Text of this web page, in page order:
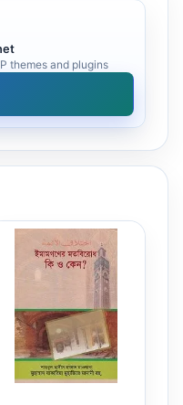
themes and plugins